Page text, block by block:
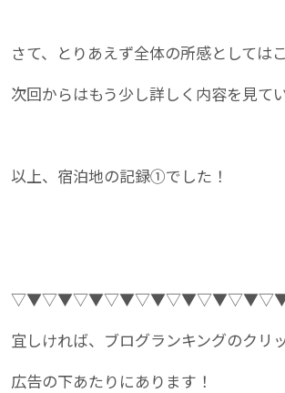
さて、とりあえず全体の所感としては
次回からはもう少し詳しく内容を見て
以上、宿泊地の記録①でした！
宜しければ、ブログランキングのクリ
広告の下あたりにあります！